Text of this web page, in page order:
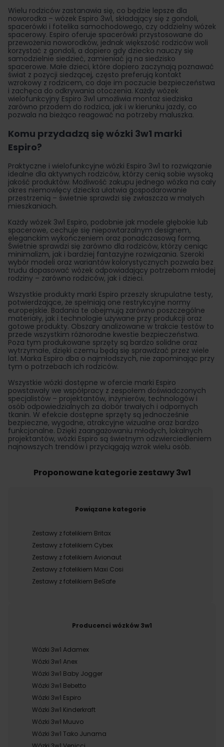
Wielu rodziców zastanawia się, co będzie lepsze dla
noworodka – wózek Espiro 3w1, składający się z gondoli,
spacerówki i fotelika samochodowego, czy oddzielny wózek
spacerowy. Espiro oferuje spacerówki przystosowane do
przewożenia noworodków, jednak większość rodziców woli
korzystać z gondoli, a dopiero gdy dziecko nauczy się
samodzielnie siedzieć, zamieniać ją na siedzisko
spacerowe. Małe dzieci, które dopiero zaczynają poznawać
świat z pozycji siedzącej, często preferują kontakt
wzrokowy z rodzicem, co daje im poczucie bezpieczeństwa
i zachęca do odkrywania otoczenia. Każdy wózek
wielofunkcyjny Espiro 3w1 umożliwia montaż siedziska
zarówno przodem do rodzica, jak i w kierunku jazdy, co
pozwala na bieżąco reagować na potrzeby maluszka.
Komu przydadzą się wózki 3w1 marki
Espiro?
Praktyczne i wielofunkcyjne wózki Espiro 3w1 to rozwiązanie
idealne dla aktywnych rodziców, którzy cenią sobie wysoką
jakość produktów. Możliwość zakupu jednego wózka na cały
okres niemowlęcy dziecka ułatwia gospodarowanie
przestrzenią – świetnie sprawdzi się zwłaszcza w małych
mieszkaniach.
Każdy wózek 3w1 Espiro, podobnie jak modele głębokie lub
spacerowe, cechuje się niepowtarzalnym designem,
eleganckim wykończeniem oraz ponadczasową formą.
Świetnie sprawdzi się zarówno dla rodziców, którzy ceniąc
minimalizm, jak i bardziej fantazyjne rozwiązania. Szeroki
wybór modeli oraz wariantów kolorystycznych pozwala bez
trudu dopasować wózek odpowiadający potrzebom młodej
rodziny – zarówno rodziców, jak i dzieci.
Wszystkie produkty marki Espiro przeszły skrupulatne testy,
potwierdzające, że spełniają one restrykcyjne normy
europejskie. Badania te obejmują zarówno poszczególne
materiały, jak i technologie używane przy produkcji oraz
gotowe produkty. Obszary analizowane w trakcie testów to
przede wszystkim różnorodne kwestie bezpieczeństwa.
Poza tym produkowane sprzęty są bardzo solidne oraz
wytrzymałe, dzięki czemu będą się sprawdzać przez wiele
lat. Marka Espiro dba o najmłodszych, nie zapominając przy
tym o potrzebach ich rodziców.
Wszystkie wózki dostępne w ofercie marki Espiro
powstawały we współpracy z zespołem doświadczonych
specjalistów – projektantów, inżynierów, technologów i
osób odpowiedzialnych za dobór trwałych i odpornych
tkanin. W efekcie dostępne sprzęty są jednocześnie
bezpieczne, wygodne, atrakcyjne wizualne oraz bardzo
funkcjonalne. Dzięki zaangażowaniu młodych, lokalnych
projektantów, wózki Espiro są świetnym odzwierciedleniem
najnowszych trendów i przyciągają wzrok wielu osób.
Proponowane kategorie zestawy 3w1
Powiązane kategorie
Zestawy z fotelikiem Britax
Zestawy z fotelikiem Cybex
Zestawy z fotelikiem Avionaut
Zestawy z fotelikiem Maxi Cosi
Zestawy z fotelikiem BeSafe
Producenci wózków 3w1
Wózki 3w1 Adamex
Wózki 3w1 Anex
Wózki 3w1 Baby Jogger
Wózki 3w1 Bebetto
Wózki 3w1 Espiro
Wózki 3w1 Kinderkraft
Wózki 3w1 Muuvo
Wózki 3w1 Tako Junama